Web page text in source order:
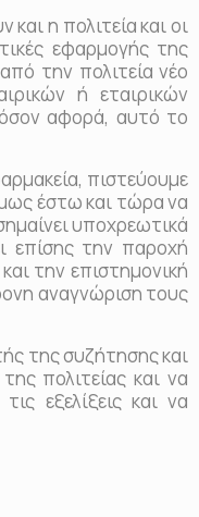
η πολιτεία και οι
εφαρμογής της
την πολιτεία νέο
ή εταιρικών
αφορά, αυτό το
πιστεύουμε
έστω και τώρα να
υποχρεωτικά
επίσης την παροχή
την επιστημονική
αναγνώριση τους
της συζήτησης και
πολιτείας και να
εξελίξεις και να